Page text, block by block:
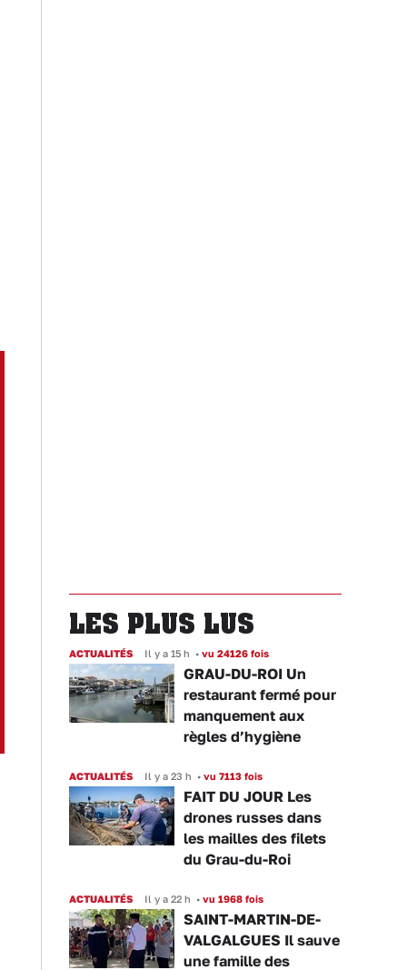
LES PLUS LUS
ACTUALITÉS Il y a 15 h • vu 24126 fois
GRAU-DU-ROI Un
restaurant fermé pour
manquement aux
règles d’hygiène
ACTUALITÉS Il y a 23 h • vu 7113 fois
FAIT DU JOUR Les
drones russes dans
les mailles des filets
du Grau-du-Roi
ACTUALITÉS Il y a 22 h • vu 1968 fois
SAINT-MARTIN-DE-
VALGALGUES Il sauve
une famille des